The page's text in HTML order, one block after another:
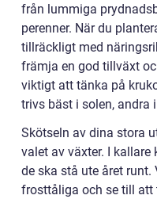
från lummiga
perenner. När du
tillräckligt med
främja en god tillväxt
viktigt att tänka på
trivs bäst i solen, andra
Skötseln av dina stora
valet av växter. I
de ska stå ute året
frosttåliga och se till att